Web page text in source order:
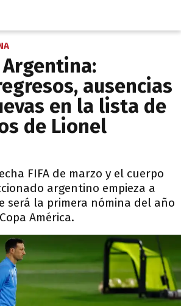
ausencias
en la lista de
de Lionel
FIFA de marzo y el cuerpo
argentino empieza a
será la primera nómina del año
América.